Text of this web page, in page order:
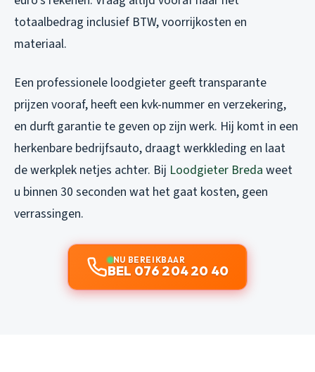
totaalbedrag inclusief BTW, voorrijkosten en
materiaal.
Een professionele loodgieter geeft transparante
prijzen vooraf, heeft een kvk-nummer en verzekering,
en durft garantie te geven op zijn werk. Hij komt in een
herkenbare bedrijfsauto, draagt werkkleding en laat
de werkplek netjes achter. Bij Loodgieter Breda weet
u binnen 30 seconden wat het gaat kosten, geen
verrassingen.
NU BEREIKBAAR
BEL 076 204 20 40